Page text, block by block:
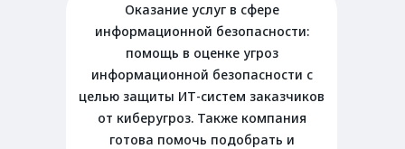
Оказание услуг в сфере
информационной безопасности:
помощь в оценке угроз
информационной безопасности с
целью защиты ИТ-систем заказчиков
от киберугроз. Также компания
готова помочь подобрать и